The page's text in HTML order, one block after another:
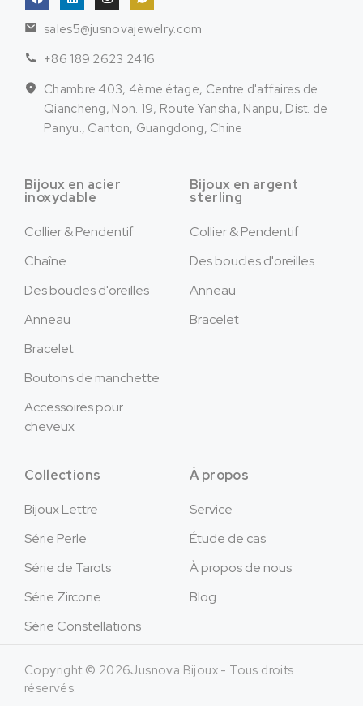
sales5@jusnovajewelry.com
+86 189 2623 2416
Chambre 403, 4ème étage, Centre d'affaires de
Qiancheng, Non. 19, Route Yansha, Nanpu, Dist. de
Panyu., Canton, Guangdong, Chine
Bijoux en acier
inoxydable
Collier & Pendentif
Chaîne
Des boucles d'oreilles
Anneau
Bracelet
Boutons de manchette
Accessoires pour
cheveux
Bijoux en argent
sterling
Collier & Pendentif
Des boucles d'oreilles
Anneau
Bracelet
Collections
Bijoux Lettre
Série Perle
Série de Tarots
Série Zircone
Série Constellations
À propos
Service
Étude de cas
À propos de nous
Blog
Copyright © 2026Jusnova Bijoux - Tous droits
réservés.